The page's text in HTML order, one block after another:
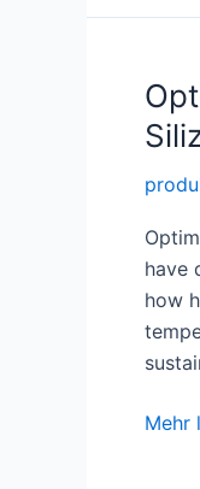
have
how
Mehr